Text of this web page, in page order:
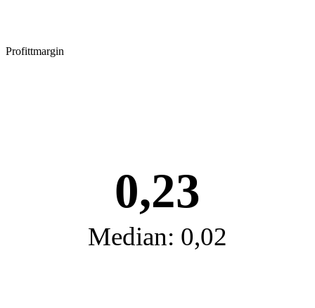
Profittmargin
0,23
Median: 0,02